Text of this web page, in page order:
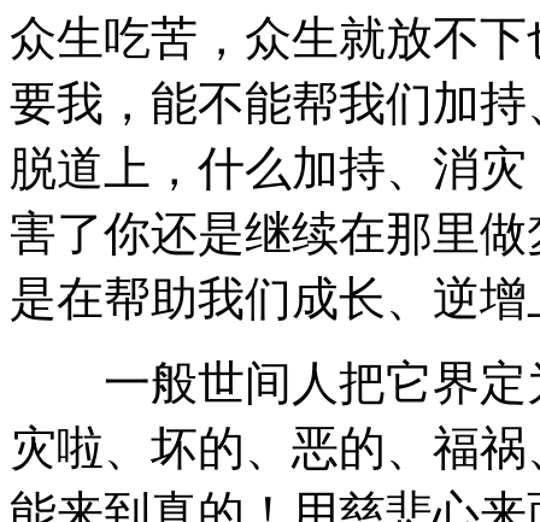
众生吃苦，众生就放不
要我，能不能帮我们加
脱道上，什么加持、消
害了你还是继续在那里
是在帮助我们成长、逆增
一般世间人把它界定
灾啦、坏的、恶的、福